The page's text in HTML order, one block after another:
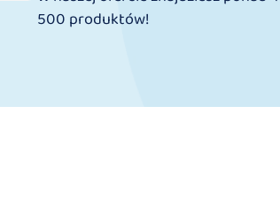
500 produktów!